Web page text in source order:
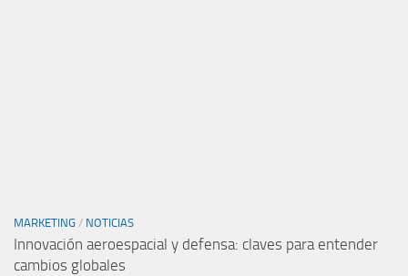
MARKETING / NOTICIAS
Innovación aeroespacial y defensa: claves para entender
cambios globales